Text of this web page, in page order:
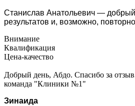
Станислав Анатольевич —
результатов и, возможно,
Внимание
Квалификация
Цена-качество
Добрый день, Абдо. Спасибо за
команда "Клиники №1"
Зинаида